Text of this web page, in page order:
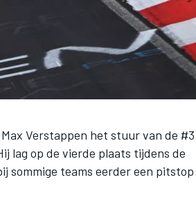
Verstappen het stuur van de #3
lag op de vierde plaats tijdens de
sommige teams eerder een pitstop